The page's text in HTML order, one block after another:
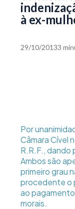
à ex-
29/10/20133
Por
Câmara Cível
R.R.F., dando
Ambos são
primeiro grau
procedente o
ao
morais.